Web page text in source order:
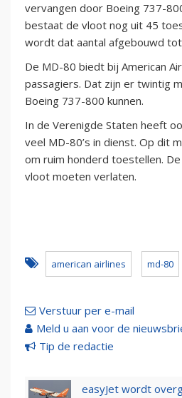
vervangen door Boeing 737-
bestaat de vloot nog uit 45
wordt dat aantal afgebouwd
De MD-80 biedt bij American
passagiers. Dat zijn er twintig
Boeing 737-800 kunnen.
In de Verenigde Staten heeft
veel MD-80’s in dienst. Op dit
om ruim honderd toestellen.
vloot moeten verlaten.
american airlines md-80
Verstuur per e-mail
Meld u aan voor de
Tip de redactie
easyJet wordt